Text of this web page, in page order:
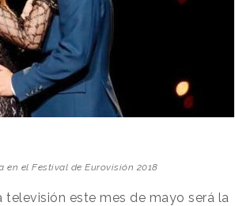
en el Festival de Eurovisión 2018
este mes de mayo será la